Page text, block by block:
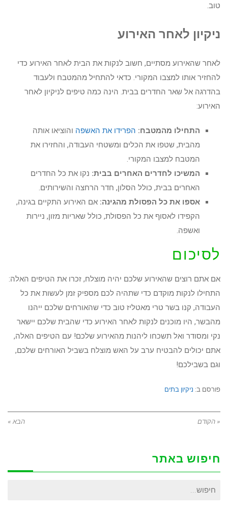
טוב.
ניקיון לאחר האירוע
לאחר שהאירוע מסתיים, חשוב לנקות את הבית לאחר האירוע כדי
להחזיר אותו למצבו המקורי. כדאי להתחיל מהמטבח ולעבוד
בהדרגה אל שאר החדרים בבית. הינה כמה טיפים לניקיון לאחר
האירוע:
התחילו מהמטבח: הפרידו את האשפה והוציאו אותה
מהבית, שטפו את הכלים ומשטחי העבודה, והחזירו את
המטבח למצבו המקורי.
המשיכו לחדרים האחרים בבית: נקו את כל החדרים
האחרים בבית, כולל הסלון, חדר הרחצה והשירותים.
אספו את כל הפסולת מהגינה: אם האירוע התקיים בגינה,
הקפידו לאסוף את כל הפסולת, כולל שאריות מזון, ניירות
ואשפה.
לסיכום
אם אתם רוצים שהאירוע שלכם יהיה מוצלח, זכרו את הטיפים האלה:
התחילו לנקות מוקדם כדי שתהיה לכם מספיק זמן לעשות את כל
העבודה, קנו בשר טרי מאטליז טוב כדי שהאורחים שלכם ייהנו
מהבשר, היו מוכנים לנקות לאחר האירוע כדי שהבית שלכם יישאר
נקי ומסודר ואל תשכחו ליהנות מהאירוע שלכם! עם הטיפים האלה,
אתם יכולים להבטיח ערב על האש מוצלח בשביל האורחים שלכם,
וגם בשבילכם!
פורסם ב: ניקיון בתים
« הקודם הבא »
חיפוש באתר
חיפוש